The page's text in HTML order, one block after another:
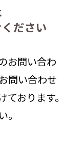
ださい
お問い合わ
問い合わせ
おります。